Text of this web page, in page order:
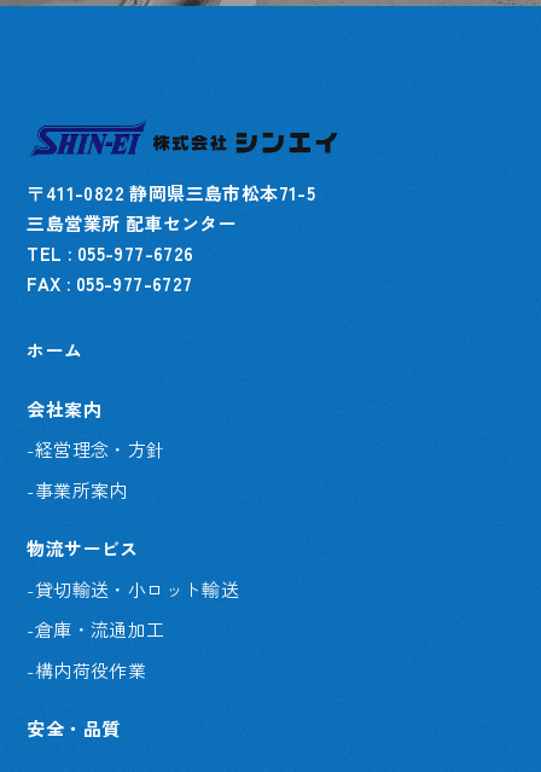
〒411-0822 静岡県三島市松本71-5
三島営業所 配車センター
TEL : 055-977-6726
FAX : 055-977-6727
ホーム
会社案内
-経営理念・方針
-事業所案内
物流サービス
-貸切輸送・小ロット輸送
-倉庫・流通加工
-構内荷役作業
安全・品質